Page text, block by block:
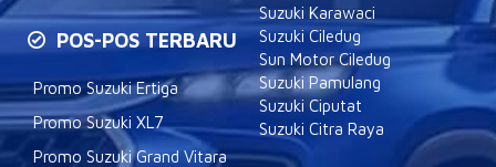
POS-POS TERBARU
Promo Suzuki Ertiga
Promo Suzuki XL7
Promo Suzuki Grand Vitara
Suzuki Karawaci
Suzuki Ciledug
Sun Motor Ciledug
Suzuki Pamulang
Suzuki Ciputat
Suzuki Citra Raya